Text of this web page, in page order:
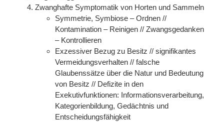
Zwanghafte Symptomatik von Horten und Sammeln
Symmetrie, Symbiose – Ordnen //
Kontamination – Reinigen // Zwangsgedanken
– Kontrollieren
Exzessiver Bezug zu Besitz // signifikantes
Vermeidungsverhalten // falsche
Glaubenssätze über die Natur und Bedeutung
von Besitz // Defizite in den
Exekutivfunktionen: Informationsverarbeitung,
Kategorienbildung, Gedächtnis und
Entscheidungsfähigkeit